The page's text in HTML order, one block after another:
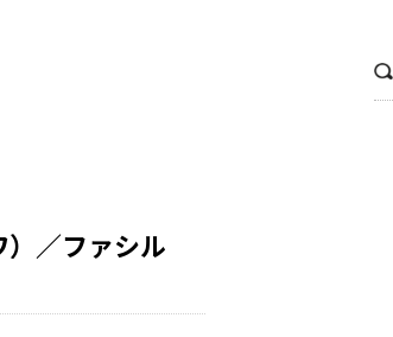
／ファシル